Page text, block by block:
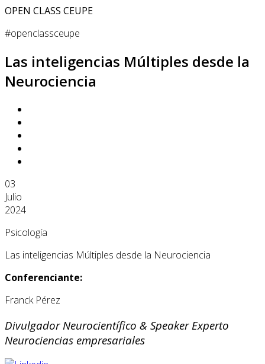
OPEN CLASS CEUPE
#openclassceupe
Las inteligencias Múltiples desde la
Neurociencia
03
Julio
2024
Psicología
Las inteligencias Múltiples desde la Neurociencia
Conferenciante:
Franck Pérez
Divulgador Neurocientífico & Speaker Experto
Neurociencias empresariales